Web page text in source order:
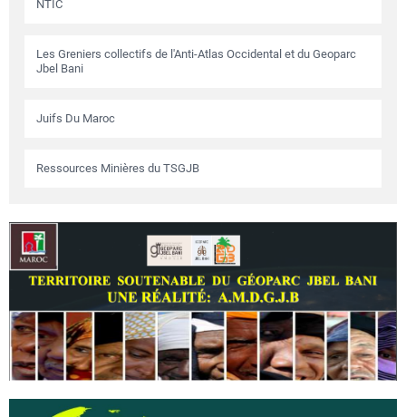
NTIC
Les Greniers collectifs de l'Anti-Atlas Occidental et du Geoparc
Jbel Bani
Juifs Du Maroc
Ressources Minières du TSGJB